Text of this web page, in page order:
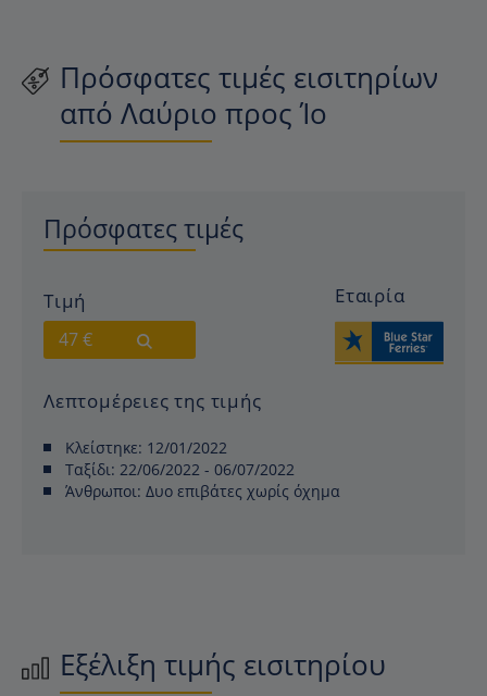
Πρόσφατες τιμές εισιτηρίων
από Λαύριο προς Ίο
Πρόσφατες τιμές
Τιμή
47 €
Εταιρία
Λεπτομέρειες της τιμής
Κλείστηκε: 12/01/2022
Ταξίδι: 22/06/2022 - 06/07/2022
Άνθρωποι: Δυο επιβάτες χωρίς όχημα
Εξέλιξη τιμής εισιτηρίου